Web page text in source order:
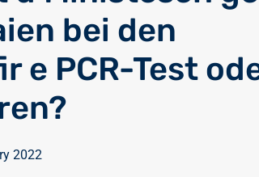
bei den
e PCR-Test
2022